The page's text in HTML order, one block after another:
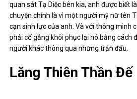
quan sát Tạ Diệc bên kia, anh được biết
chuyện chính là vì một người mỹ nữ tên
cạn sinh lực của anh. Và với thông minh
phải cố gắng khôi phục lại nó bằng cách
người khác thông qua những trận đấu.
Lăng Thiên Thần Đế